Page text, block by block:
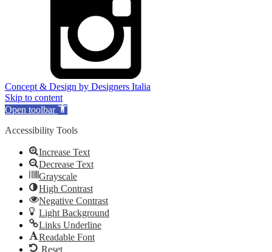
Concept & Design by Designers Italia
Skip to content
Open toolbar
Accessibility Tools
Increase Text
Decrease Text
Grayscale
High Contrast
Negative Contrast
Light Background
Links Underline
Readable Font
Reset